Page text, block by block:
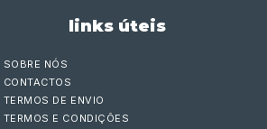
links úteis
SOBRE NÓS
CONTACTOS
TERMOS DE ENVIO
TERMOS E CONDIÇÕES